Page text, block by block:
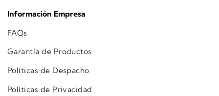
Información Empresa
FAQs
Garantía de Productos
Políticas de Despacho
Políticas de Privacidad